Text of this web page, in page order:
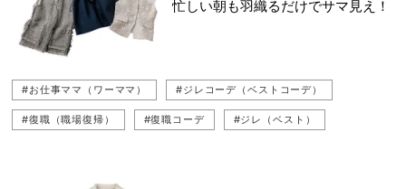
#cygne（シーニュ）
忙しい朝も羽織るだけでサマ見え！
#お仕事ママ（ワーママ） #ジレコーデ（ベストコーデ）
#復職（職場復帰） #復職コーデ #ジレ（ベスト）